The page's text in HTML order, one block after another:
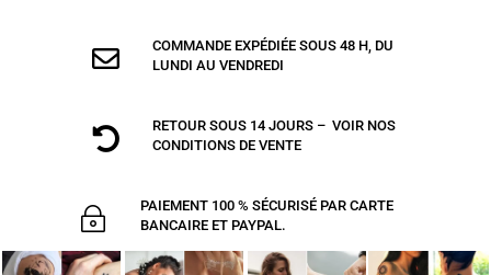

COMMANDE EXPÉDIÉE SOUS 48 H, DU
LUNDI AU VENDREDI

RETOUR SOUS 14 JOURS – VOIR NOS
CONDITIONS DE VENTE
~
PAIEMENT 100 % SÉCURISÉ PAR CARTE
BANCAIRE ET PAYPAL.